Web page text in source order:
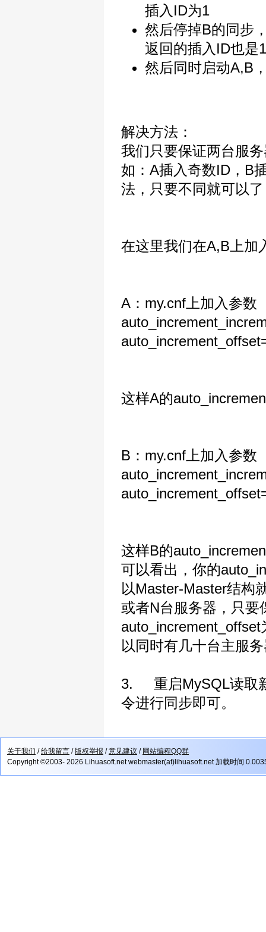
插入ID为1
然后停掉B的同步
返回的插入ID也是1
然后同时启动A,B
解决方法：
我们只要保证两台服
如：A插入奇数ID，B
法，只要不同就可以了
在这里我们在A,B上加
A：my.cnf上加入参数
这样A的
B：my.cnf上加入参数
这样B的
可以看出，你的
以Master-Master结构
或者N台服务器，只要
以同时有几十台主服
3. 重启MySQL读取
令进行同步即可。
关于我们 /给我留言 /版权举报 /意见建议 / 网站编程QQ群
Copyright ©2003- 2026 Lihuasoft.net webmaster(at)lihuasoft.net 加载时间